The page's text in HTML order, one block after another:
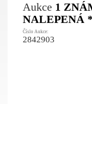
Aukce 1
NALEPENÁ
Číslo Aukce:
2842903